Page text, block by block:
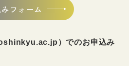
フォーム
）でのお申込み